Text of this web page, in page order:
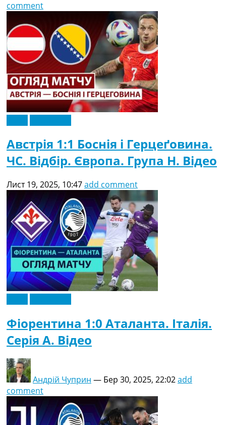
comment
Австрія 1:1 Боснія і Герцеґовина.
ЧC. Відбір. Європа. Група H. Відео
Лист 19, 2025, 10:47add comment
Фіорентина 1:0 Аталанта. Італія.
Серія A. Відео
Андрій Чуприн — Бер 30, 2025, 22:02add
comment